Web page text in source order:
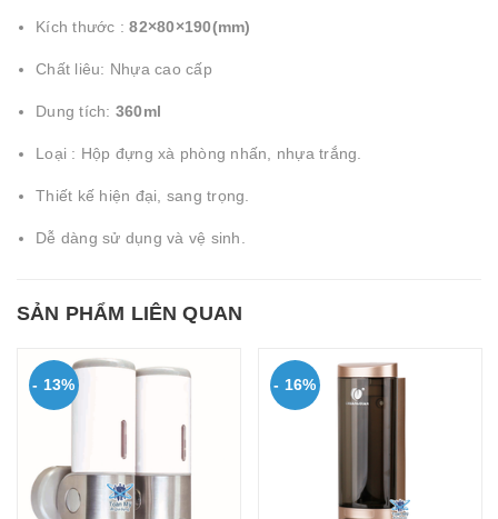
Kích thước : 82×80×190(mm)
Chất liêu: Nhựa cao cấp
Dung tích: 360ml
Loại : Hộp đựng xà phòng nhấn, nhựa trắng.
Thiết kế hiện đại, sang trọng.
Dễ dàng sử dụng và vệ sinh.
SẢN PHẨM LIÊN QUAN
- 13% - 16%